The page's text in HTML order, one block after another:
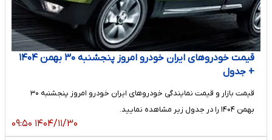
قیمت خودرو‌های ایران خودرو امروز پنجشنبه ۳۰ بهمن ۱۴۰۴
+ جدول
قیمت بازار و قیمت نمایندگی خودرو‌های ایران خودرو امروز پنجشنبه ۳۰
بهمن ۱۴۰۴ را در جدول زیر مشاهده نمایید.
۱۴۰۴/۱۱/۳۰ ۰۹:۵۰